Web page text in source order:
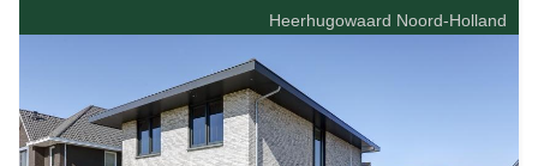
Heerhugowaard Noord-Holland